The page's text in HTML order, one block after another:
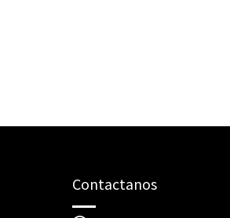
Contactanos